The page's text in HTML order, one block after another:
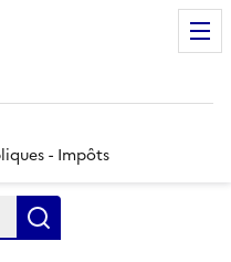
- Impôts
mots clés, partie du